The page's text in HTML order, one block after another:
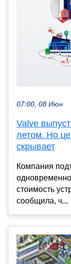
07:00, 08 Июн
Valve
летом. Но
скрывает
Компания
стоимость
сообщила, ч...